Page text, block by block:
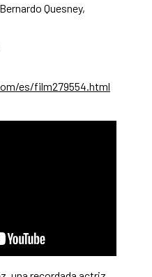
Quesney,
es/film279554.html